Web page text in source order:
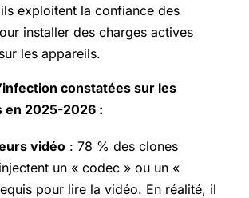
exploitent la confiance des
installer des charges actives
les appareils.
constatées sur les
en 2025-2026 :
vidéo : 78 % des clones
un « codec » ou un «
pour lire la vidéo. En réalité, il